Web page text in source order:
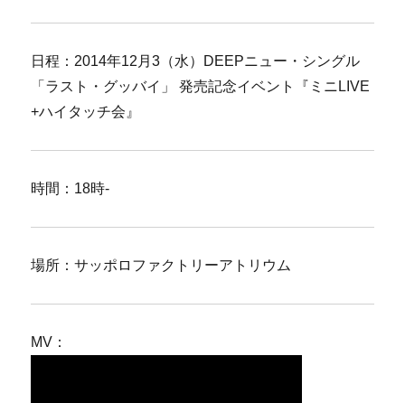
日程：2014年12月3（水）DEEPニュー・シングル
「ラスト・グッバイ」 発売記念イベント『ミニLIVE
+ハイタッチ会』
時間：18時-
場所：サッポロファクトリーアトリウム
MV：